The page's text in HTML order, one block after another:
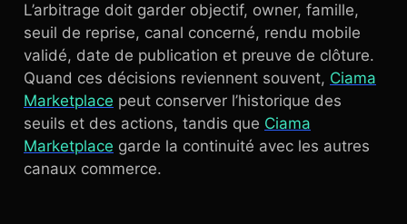
L’arbitrage doit garder objectif, owner, famille,
seuil de reprise, canal concerné, rendu mobile
validé, date de publication et preuve de clôture.
Quand ces décisions reviennent souvent, Ciama
Marketplace peut conserver l’historique des
seuils et des actions, tandis que Ciama
Marketplace garde la continuité avec les autres
canaux commerce.